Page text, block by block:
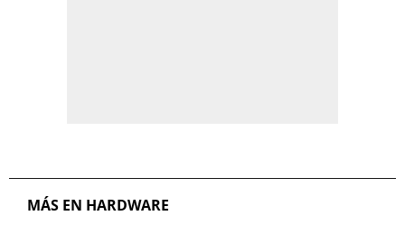
MÁS EN HARDWARE